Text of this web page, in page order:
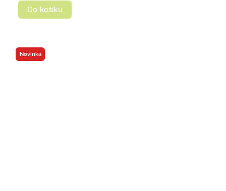
Do košíku
Novinka